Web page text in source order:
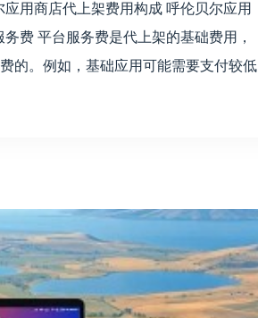
用商店代上架费用构成 呼伦贝尔应用
费 平台服务费是代上架的基础费用，
的。例如，基础应用可能需要支付较低